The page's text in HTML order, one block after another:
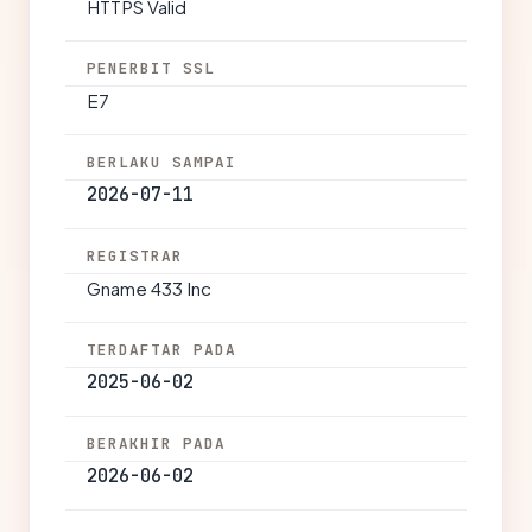
HTTPS Valid
PENERBIT SSL
E7
BERLAKU SAMPAI
2026-07-11
REGISTRAR
Gname 433 Inc
TERDAFTAR PADA
2025-06-02
BERAKHIR PADA
2026-06-02